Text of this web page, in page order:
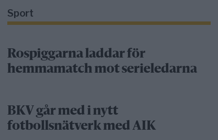
Sport
Rospiggarna laddar för
hemmamatch mot serieledarna
BKV går med i nytt
fotbollsnätverk med AIK